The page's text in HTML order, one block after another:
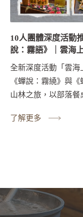
10人團體深度活動
說：霧語》｜雲海
全新深度活動「雲海
《蟬說：霧繞》與
山林之旅，以部落餐
了解更多